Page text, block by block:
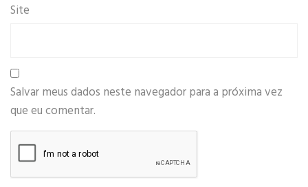
Site
Salvar meus dados neste navegador para a próxima vez
que eu comentar.